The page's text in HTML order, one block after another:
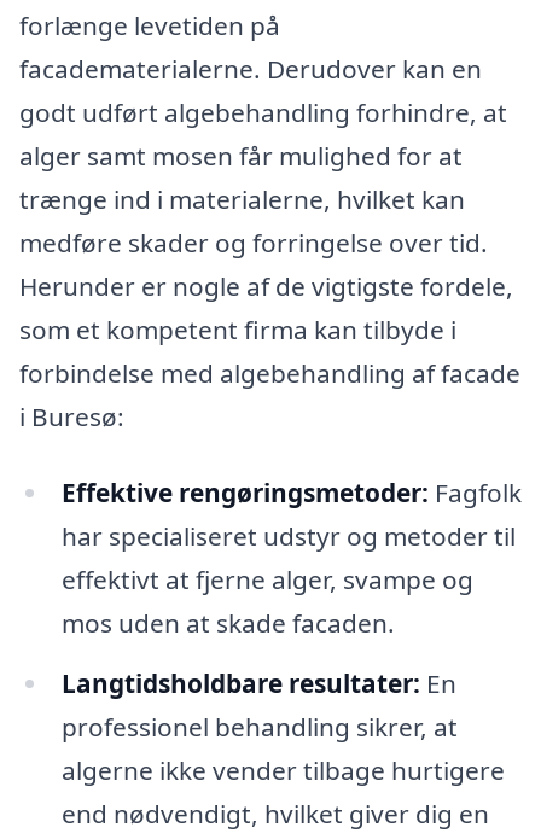
forlænge levetiden på
facadematerialerne. Derudover kan en
godt udført algebehandling forhindre, at
alger samt mosen får mulighed for at
trænge ind i materialerne, hvilket kan
medføre skader og forringelse over tid.
Herunder er nogle af de vigtigste fordele,
som et kompetent firma kan tilbyde i
forbindelse med algebehandling af facade
i Buresø:
Effektive rengøringsmetoder: Fagfolk
har specialiseret udstyr og metoder til
effektivt at fjerne alger, svampe og
mos uden at skade facaden.
Langtidsholdbare resultater: En
professionel behandling sikrer, at
algerne ikke vender tilbage hurtigere
end nødvendigt, hvilket giver dig en